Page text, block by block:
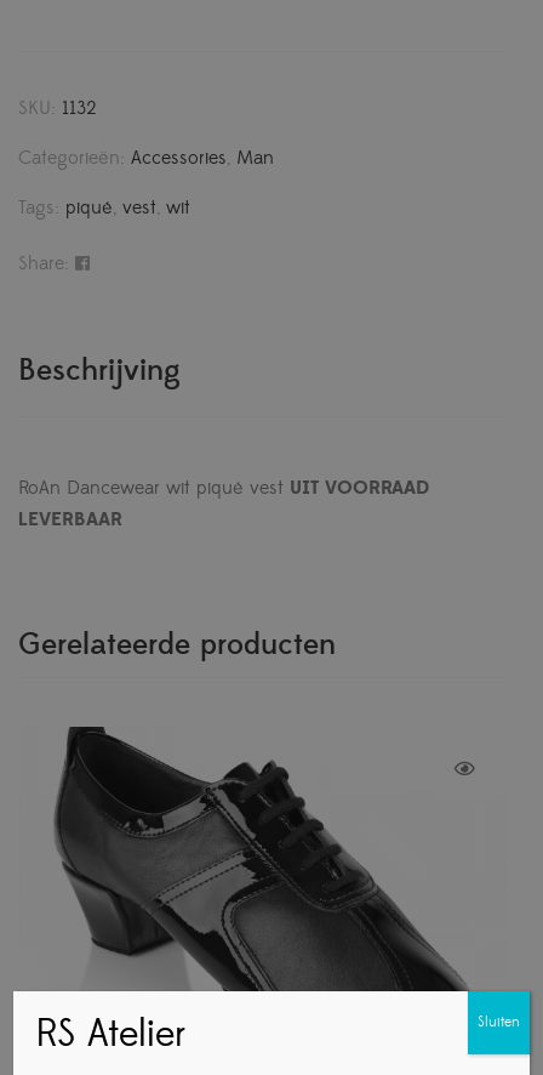
SKU: 1132
Categorieën: Accessories, Man
Tags: piqué, vest, wit
Share:
Beschrijving
RoAn Dancewear wit piqué vest UIT VOORRAAD
LEVERBAAR
Gerelateerde producten
RS Atelier Sluiten